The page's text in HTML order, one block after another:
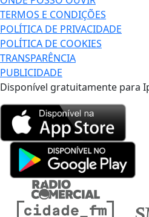
TERMOS E CONDIÇÕES
POLÍTICA DE PRIVACIDADE
POLÍTICA DE COOKIES
TRANSPARÊNCIA
PUBLICIDADE
Disponível gratuitamente para